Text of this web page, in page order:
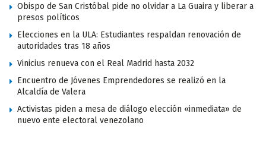
Obispo de San Cristóbal pide no olvidar a La Guaira y liberar a
presos políticos
Elecciones en la ULA: Estudiantes respaldan renovación de
autoridades tras 18 años
Vinicius renueva con el Real Madrid hasta 2032
Encuentro de Jóvenes Emprendedores se realizó en la
Alcaldía de Valera
Activistas piden a mesa de diálogo elección «inmediata» de
nuevo ente electoral venezolano